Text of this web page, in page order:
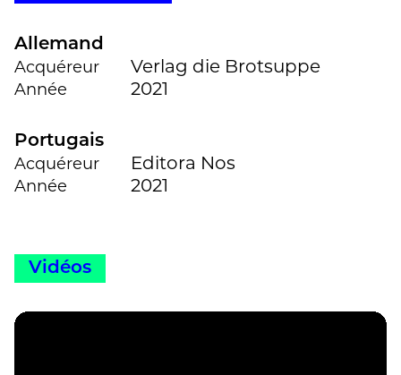
Allemand
Acquéreur Verlag die Brotsuppe
Année 2021
Portugais
Acquéreur Editora Nos
Année 2021
Vidéos